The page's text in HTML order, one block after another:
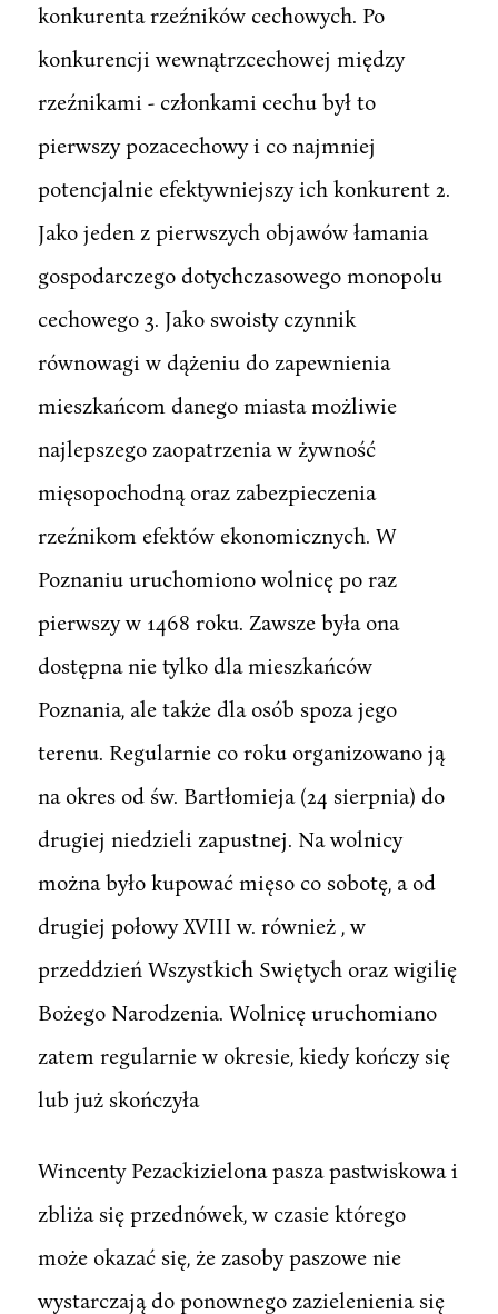
konkurenta rzeźników cechowych. Po
konkurencji wewnątrzcechowej między
rzeźnikami - członkami cechu był to
pierwszy pozacechowy i co najmniej
potencjalnie efektywniejszy ich konkurent 2.
Jako jeden z pierwszych objawów łamania
gospodarczego dotychczasowego monopolu
cechowego 3. Jako swoisty czynnik
równowagi w dążeniu do zapewnienia
mieszkańcom danego miasta możliwie
najlepszego zaopatrzenia w żywność
mięsopochodną oraz zabezpieczenia
rzeźnikom efektów ekonomicznych. W
Poznaniu uruchomiono wolnicę po raz
pierwszy w 1468 roku. Zawsze była ona
dostępna nie tylko dla mieszkańców
Poznania, ale także dla osób spoza jego
terenu. Regularnie co roku organizowano ją
na okres od św. Bartłomieja (24 sierpnia) do
drugiej niedzieli zapustnej. Na wolnicy
można było kupować mięso co sobotę, a od
drugiej połowy XVIII w. również , w
przeddzień Wszystkich Swiętych oraz wigilię
Bożego Narodzenia. Wolnicę uruchomiano
zatem regularnie w okresie, kiedy kończy się
lub już skończyła
Wincenty Pezackizielona pasza pastwiskowa i
zbliża się przednówek, w czasie którego
może okazać się, że zasoby paszowe nie
wystarczają do ponownego zazielenienia się